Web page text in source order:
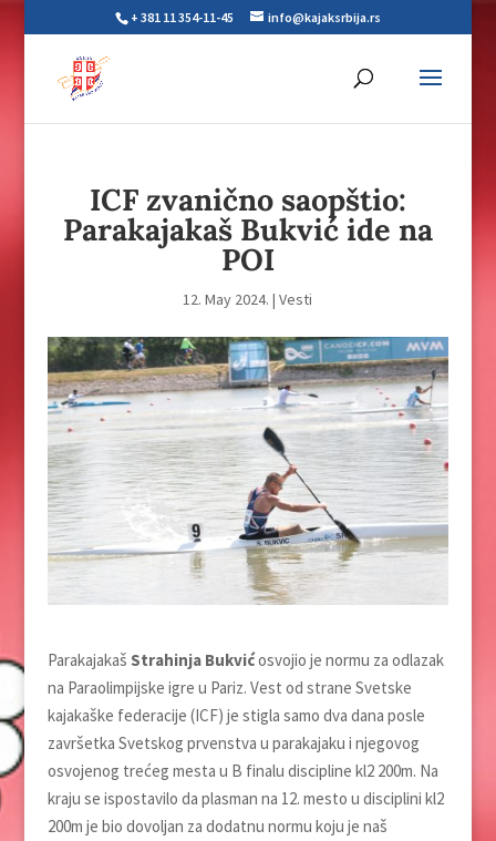
+ 381 11 354-11-45 info@kajaksrbija.rs
ICF zvanično saopštio:
Parakajakaš Bukvić ide na
POI
12. May 2024. |Vesti
Parakajakaš Strahinja Bukvićosvojio je normu za odlazak
na Paraolimpijske igre u Pariz. Vest od strane Svetske
kajakaške federacije (ICF) je stigla samo dva dana posle
završetka Svetskog prvenstva u parakajaku i njegovog
osvojenog trećeg mesta u B finalu discipline kl2 200m. Na
kraju se ispostavilo da plasman na 12. mesto u disciplini kl2
200m je bio dovoljan za dodatnu normu koju je naš